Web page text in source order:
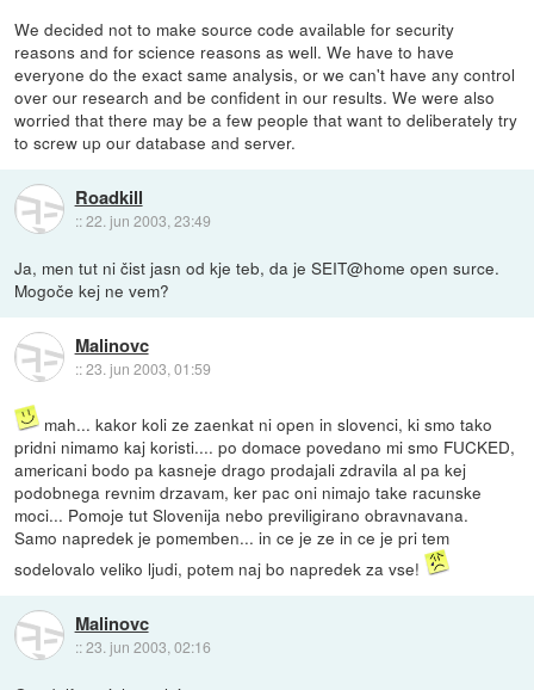
We decided not to make source code available for security
reasons and for science reasons as well. We have to have
everyone do the exact same analysis, or we can't have any control
over our research and be confident in our results. We were also
worried that there may be a few people that want to deliberately try
to screw up our database and server.
Roadkill
::22. jun 2003, 23:49
Ja, men tut ni čist jasn od kje teb, da je SEIT@home open surce.
Mogoče kej ne vem?
Malinovc
::23. jun 2003, 01:59
mah... kakor koli ze zaenkat ni open in slovenci, ki smo tako
pridni nimamo kaj koristi.... po domace povedano mi smo FUCKED,
americani bodo pa kasneje drago prodajali zdravila al pa kej
podobnega revnim drzavam, ker pac oni nimajo take racunske
moci... Pomoje tut Slovenija nebo previligirano obravnavana.
Samo napredek je pomemben... in ce je ze in ce je pri tem
sodelovalo veliko ljudi, potem naj bo napredek za vse!
Malinovc
::23. jun 2003, 02:16